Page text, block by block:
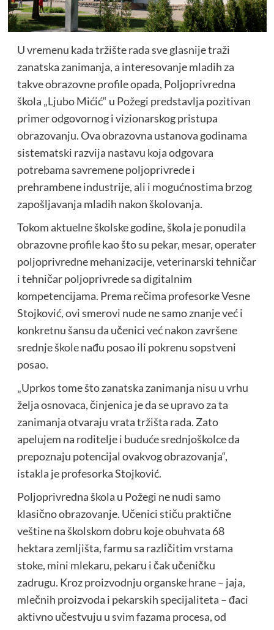
U vremenu kada tržište rada sve glasnije traži
zanatska zanimanja, a interesovanje mladih za
takve obrazovne profile opada, Poljoprivredna
škola „Ljubo Mićić“ u Požegi predstavlja pozitivan
primer odgovornog i vizionarskog pristupa
obrazovanju. Ova obrazovna ustanova godinama
sistematski razvija nastavu koja odgovara
potrebama savremene poljoprivrede i
prehrambene industrije, ali i mogućnostima brzog
zapošljavanja mladih nakon školovanja.
Tokom aktuelne školske godine, škola je ponudila
obrazovne profile kao što su pekar, mesar, operater
poljoprivredne mehanizacije, veterinarski tehničar
i tehničar poljoprivrede sa digitalnim
kompetencijama. Prema rečima profesorke Vesne
Stojković, ovi smerovi nude ne samo znanje već i
konkretnu šansu da učenici već nakon završene
srednje škole nađu posao ili pokrenu sopstveni
posao.
„Uprkos tome što zanatska zanimanja nisu u vrhu
želja osnovaca, činjenica je da se upravo za ta
zanimanja otvaraju vrata tržišta rada. Zato
apelujem na roditelje i buduće srednjoškolce da
prepoznaju potencijal ovakvog obrazovanja“,
istakla je profesorka Stojković.
Poljoprivredna škola u Požegi ne nudi samo
klasično obrazovanje. Učenici stiču praktične
veštine na školskom dobru koje obuhvata 68
hektara zemljišta, farmu sa različitim vrstama
stoke, mini mlekaru, pekaru i čak učeničku
zadrugu. Kroz proizvodnju organske hrane – jaja,
mlečnih proizvoda i pekarskih specijaliteta – đaci
aktivno učestvuju u svim fazama procesa, od